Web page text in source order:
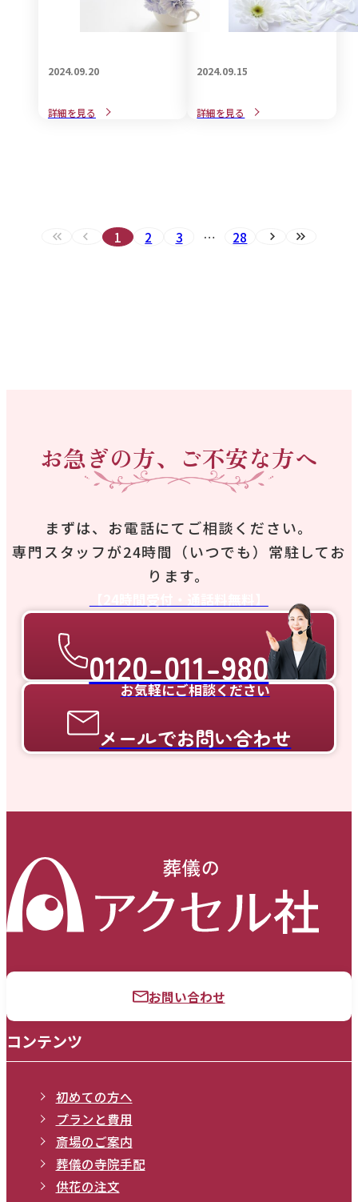
2024.09.20
意外と知らない「喪中と忌
詳細を見る
2024.09.15
近年、話題のご遺族に対す
詳細を見る
最初へ（現在のページ）
前へ（現在のページ）
1 2 3 … 28 次へ 最後へ
お急ぎの方、ご不安な方へ
まずは、お電話にてご相談ください。
専門スタッフが24時間（いつでも）常駐してお
ります。
0120-011-980
お気軽にご相談ください
メールでお問い合わせ
お問い合わせ
コンテンツ
初めての方へ
プランと費用
斎場のご案内
葬儀の寺院手配
供花の注文